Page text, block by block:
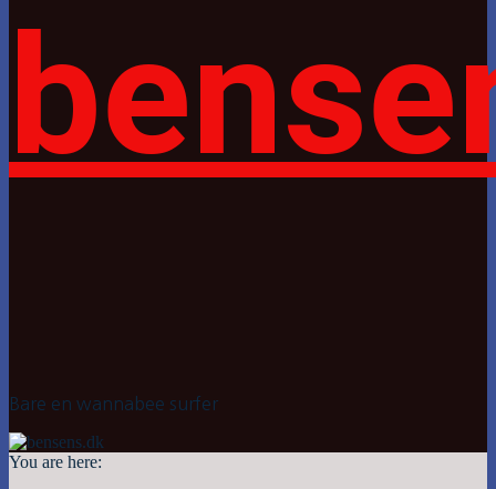
Bare en wannabee surfer
You are here: